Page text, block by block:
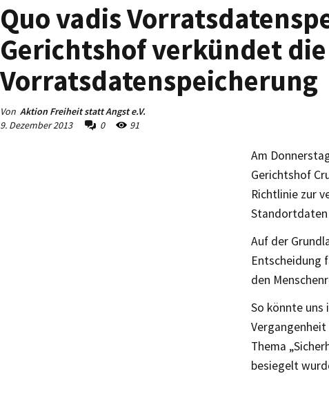
Quo vadis
Gerichtshof verkündet
Vorratsdatenspeicherung
Von Aktion Freiheit statt Angst e.V.
9. Dezember 2013
0 91
Am
Gerichtshof
Richtlinie zur
Standortdaten
Auf der
Entscheidung
den
So könnte uns
Thema
besiegelt